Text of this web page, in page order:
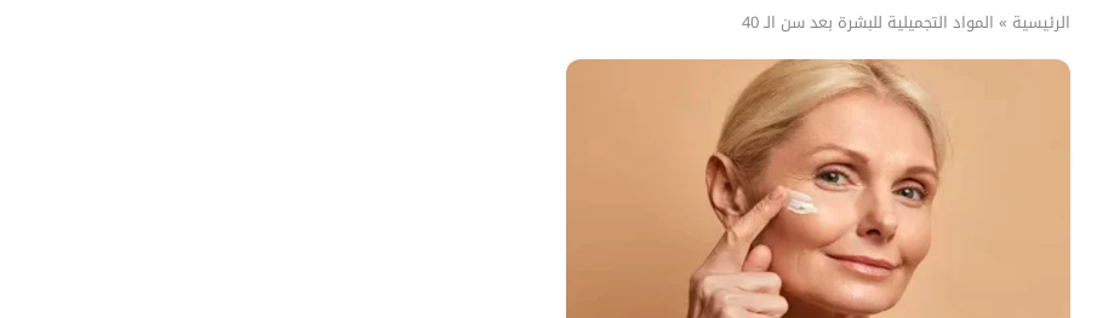
الرئيسية » المواد التجميلية للبشرة بعد سن الـ 40